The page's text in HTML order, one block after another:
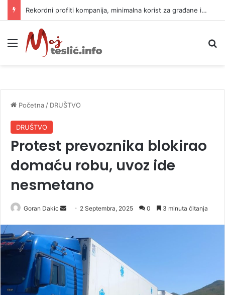
Rekordni profiti kompanija, minimalna korist za građane i nepovratna šteta za prirodu
Meni
Početna / DRUŠTVO
DRUŠTVO
Protest prevoznika blokirao
domaću robu, uvoz ide
nesmetano
Goran Dakic
d
a
n
e
2 Septembra, 2025 0 3 minuta čitanja